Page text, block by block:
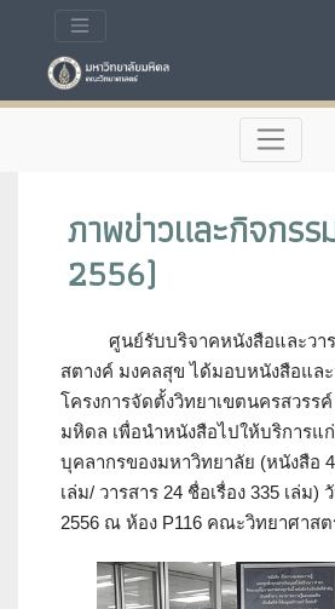
ภาพข่าวและกิจกร
2556)
ศูนย์รับบริจาคหนังสือและวา
สตางค์ มงคลสุข ได้มอบหนังสือและ
โครงการจัดตั้งวิทยาเขตนครสวรร
มหิดล เพื่อนำหนังสือไปให้บริการแ
บุคลากรของมหาวิทยาลัย (หนังสือ
เล่ม/ วารสาร 24 ชื่อเรื่อง 335 เล่ม)
2556 ณ ห้อง P116 คณะวิทยาศาส